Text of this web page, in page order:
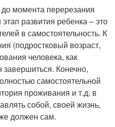
момента перерезания
развития ребенка – это
в самостоятельность. К
(подростковый возраст,
человека, как
Конечно,
самостоятельной
проживания и т.д. в
собой, своей жизнь,
должен сам.